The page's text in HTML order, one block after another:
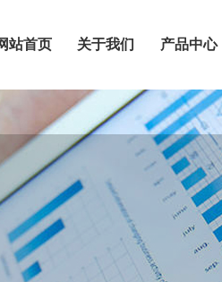
站首页 关于我们 产品中心